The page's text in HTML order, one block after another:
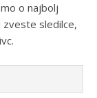
o najbolj
zveste sledilce,